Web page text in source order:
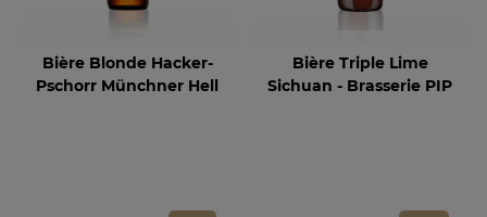
Bière Blonde Hacker-
Pschorr Münchner Hell
Bière Triple Lime
Sichuan - Brasserie PIP